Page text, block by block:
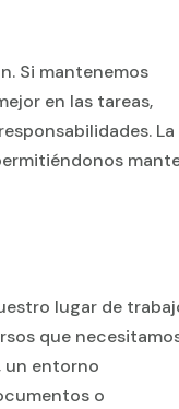
Si mantenemos
en las tareas,
La
lugar de
que
un entorno
o